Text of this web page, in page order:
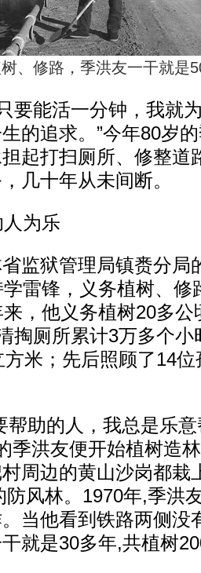
、修路，季洪友一干就是
能活一分钟，我就
的追求。”今年80岁
起打扫厕所、修整道
几十年从未间断。
为乐
狱管理局镇赉分局
雷锋，义务植树、修
，他义务植树20多
掏厕所累计3万多个
米；先后照顾了14
助的人，我总是乐意
季洪友便开始植树造
周边的黄山沙岗都栽
防风林。1970年,季洪
当他看到铁路两侧没
就是30多年,共植树